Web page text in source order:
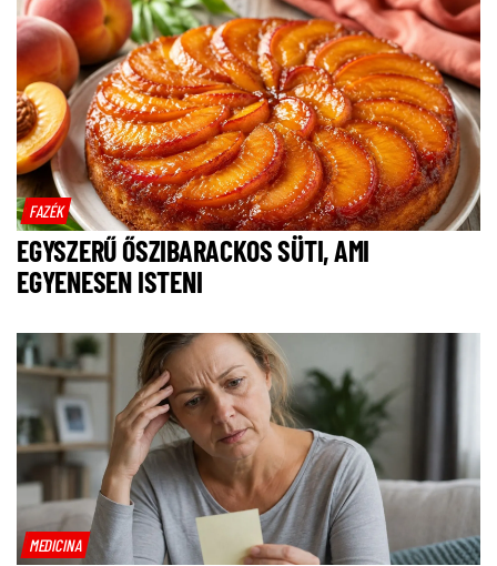
FAZÉK
EGYSZERŰ ŐSZIBARACKOS SÜTI, AMI
EGYENESEN ISTENI
MEDICINA